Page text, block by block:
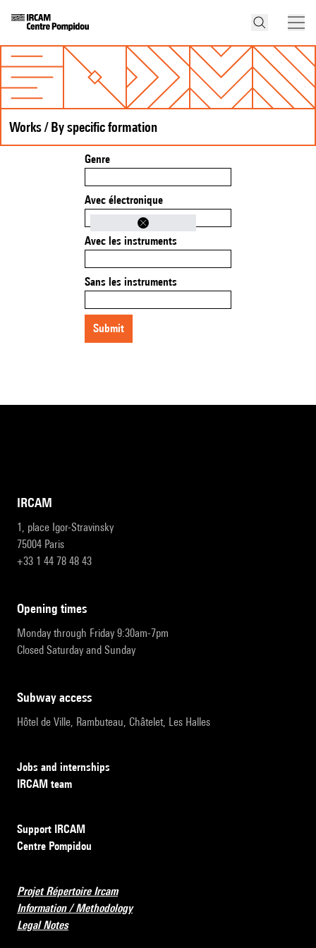
Works / By specific formation
Genre
Avec électronique
Avec les instruments
Sans les instruments
submit
IRCAM
1, place Igor-Stravinsky
75004 Paris
+33 1 44 78 48 43
opening times
Monday through Friday 9:30am-7pm
Closed Saturday and Sunday
subway access
Hôtel de Ville, Rambuteau, Châtelet, Les Halles
Jobs and internships
IRCAM team
Support IRCAM
Centre Pompidou
Projet Répertoire Ircam
Information / Methodology
Legal Notes